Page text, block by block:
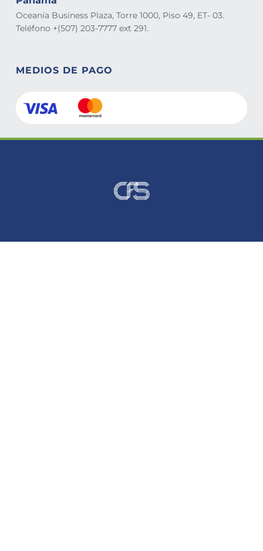
Oceanía Business Plaza, Torre 1000, Piso 49, ET- 03.
Teléfono +(507) 203-7777 ext 291.
MEDIOS DE PAGO